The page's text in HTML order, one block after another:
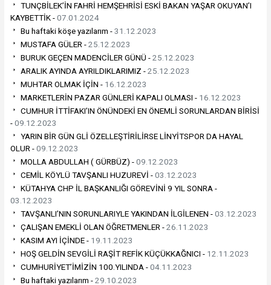
TUNÇBİLEK’İN FAHRİ HEMŞEHRİSİ ESKİ BAKAN YAŞAR OKUYAN’I
KAYBETTİK -07.01.2024
Bu haftaki köşe yazılarım -31.12.2023
MUSTAFA GÜLER -25.12.2023
BURUK GEÇEN MADENCİLER GÜNÜ -25.12.2023
ARALIK AYINDA AYRILDIKLARIMIZ -25.12.2023
MUHTAR OLMAK İÇİN - 16.12.2023
MARKETLERİN PAZAR GÜNLERİ KAPALI OLMASI - 16.12.2023
CUMHUR İTTİFAKI’IN ÖNÜNDEKİ EN ÖNEMLİ SORUNLARDAN BİRİSİ
-09.12.2023
YARIN BİR GÜN GLİ ÖZELLEŞTİRİLİRSE LİNYİTSPOR DA HAYAL
OLUR -09.12.2023
MOLLA ABDULLAH ( GÜRBÜZ) -09.12.2023
CEMİL KÖYLÜ TAVŞANLI HUZUREVİ -03.12.2023
KÜTAHYA CHP İL BAŞKANLIĞI GÖREVİNİ 9 YIL SONRA -
03.12.2023
TAVŞANLI’NIN SORUNLARIYLE YAKINDAN İLGİLENEN -03.12.2023
ÇALIŞAN EMEKLİ OLAN ÖĞRETMENLER -26.11.2023
KASIM AYI İÇİNDE - 19.11.2023
HOŞ GELDİN SEVGİLİ RAŞİT REFİK KÜÇÜKKAĞNICI - 12.11.2023
CUMHURİYET’İMİZİN 100.YILINDA -04.11.2023
Bu haftaki yazılarım -29.10.2023